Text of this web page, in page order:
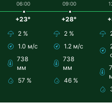
06:00
+23°
2 %
1.0 м/с
738
мм
57 %
09:00
+28°
2 %
1.2 м/с
738
мм
46 %